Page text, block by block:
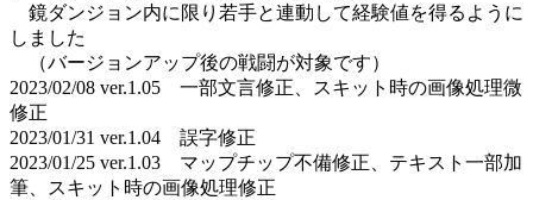
鏡ダンジョン内に限り若手と連動して経験値を得るように
しました
（バージョンアップ後の戦闘が対象です）
2023/02/08 ver.1.05 一部文言修正、スキット時の画像処理微
修正
2023/01/31 ver.1.04 誤字修正
2023/01/25 ver.1.03 マップチップ不備修正、テキスト一部加
筆、スキット時の画像処理修正